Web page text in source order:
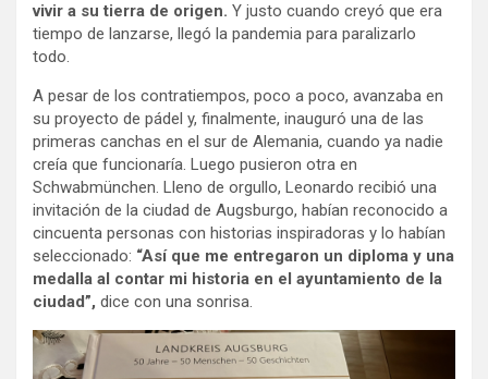
vivir a su tierra de origen. Y justo cuando creyó que era
tiempo de lanzarse, llegó la pandemia para paralizarlo
todo.
A pesar de los contratiempos, poco a poco, avanzaba en
su proyecto de pádel y, finalmente, inauguró una de las
primeras canchas en el sur de Alemania, cuando ya nadie
creía que funcionaría. Luego pusieron otra en
Schwabmünchen. Lleno de orgullo, Leonardo recibió una
invitación de la ciudad de Augsburgo, habían reconocido a
cincuenta personas con historias inspiradoras y lo habían
seleccionado: “Así que me entregaron un diploma y una
medalla al contar mi historia en el ayuntamiento de la
ciudad”, dice con una sonrisa.